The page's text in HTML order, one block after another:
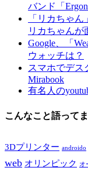
バンド「
「リカちゃ
リカちゃんが
Google、「
ウォッチは？
スマホでデス
Mirabook
有名人の
こんなこと語って
3Dプリンター androido
web オリンピック オ